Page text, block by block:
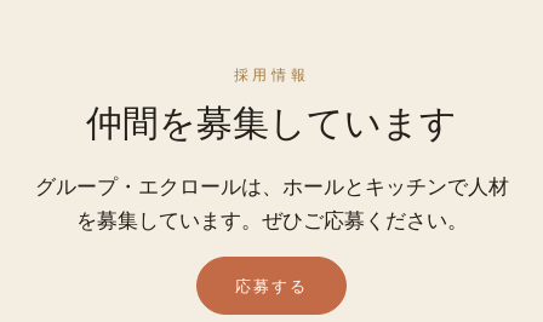
採用情報
仲間を募集しています
グループ・エクロールは、ホールとキッチンで人材
を募集しています。ぜひご応募ください。
応募する